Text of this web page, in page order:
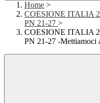
Home >
COESIONE ITALIA
PN 21-27 >
COESIONE ITALIA
PN 21-27 -Mettiamoci